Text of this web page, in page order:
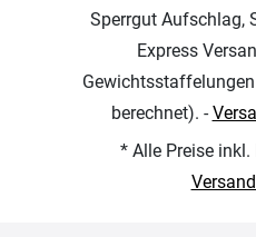
Sperrgut Aufschlag,
Express
berechnet). -
* Alle Preise